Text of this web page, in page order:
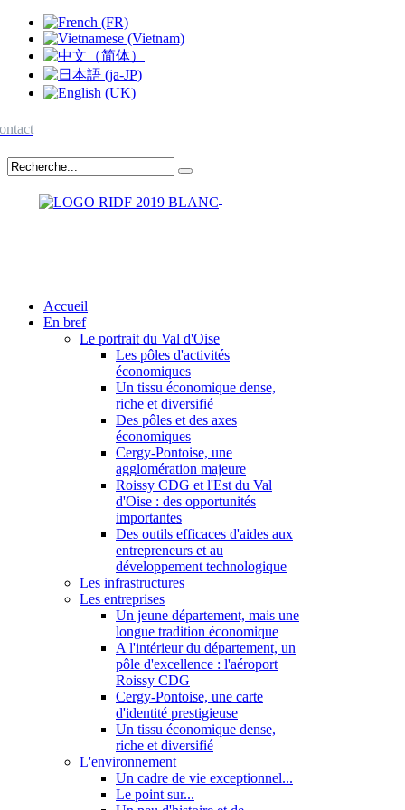
Accueil
En bref
Le portrait du Val d'Oise
Les pôles d'activités
économiques
Un tissu économique dense,
riche et diversifié
Des pôles et des axes
économiques
Cergy-Pontoise, une
agglomération majeure
Roissy CDG et l'Est du Val
d'Oise : des opportunités
importantes
Des outils efficaces d'aides aux
entrepreneurs et au
développement technologique
Les infrastructures
Les entreprises
Un jeune département, mais une
longue tradition économique
A l'intérieur du département, un
pôle d'excellence : l'aéroport
Roissy CDG
Cergy-Pontoise, une carte
d'identité prestigieuse
Un tissu économique dense,
riche et diversifié
L'environnement
Un cadre de vie exceptionnel...
Le point sur...